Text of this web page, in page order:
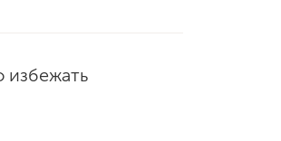
избежать